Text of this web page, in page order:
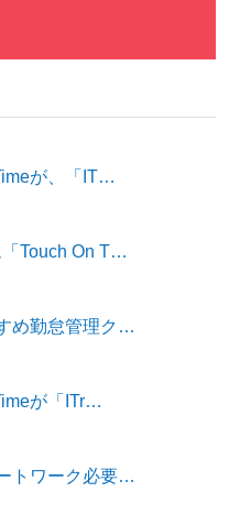
が、「IT…
Touch On T…
め勤怠管理ク…
が「ITr…
トワーク必要…